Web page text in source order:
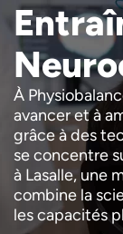
À
avancer et à
grâce à des
se concentre
à Lasalle, une
combine la
les capacités